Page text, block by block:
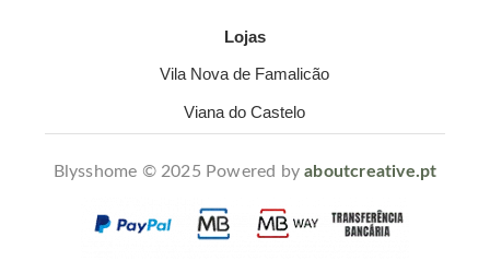
Lojas
Vila Nova de Famalicão
Viana do Castelo
Blysshome © 2025 Powered byaboutcreative.pt